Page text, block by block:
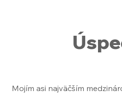
Mojím asi najväčším